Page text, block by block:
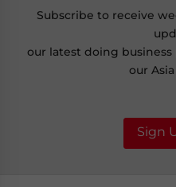
Subscribe to receive
our latest doing business
our
Sign